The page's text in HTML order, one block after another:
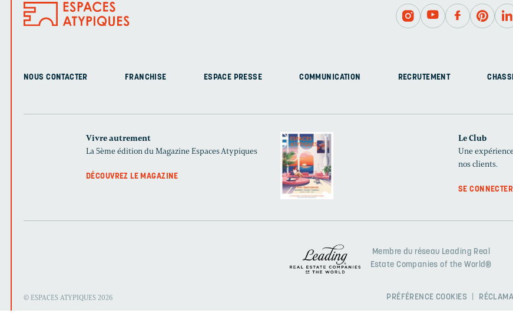
NOUS CONTACTER FRANCHISE ESPACE PRESSE COMMUNICATION RECRUTEMENT
Vivre autrement
La 5ème édition du Magazine Espaces Atypiques
DÉCOUVREZ LE MAGAZINE
Le Club
Une
nos clients.
SE CONNECTER
Membre du réseau Leading Real
Estate Companies of the World®
PRÉFÉRENCE COOKIES
© ESPACES ATYPIQUES 2026